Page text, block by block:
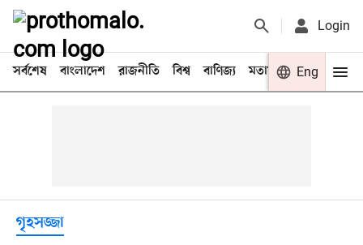
Login
সর্বশেষ বাংলাদেশ রাজনীতি বিশ্ব বাণিজ্য মতামত খেলা
Eng
গৃহসজ্জা